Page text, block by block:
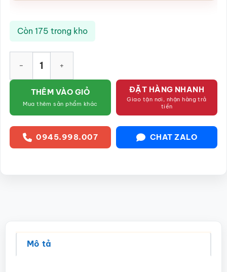
Còn 175 trong kho
THÊM VÀO GIỎ
Mua thêm sản phẩm khác
ĐẶT HÀNG NHANH
Giao tận nơi, nhận hàng trả
tiền
0945.998.007 CHAT ZALO
Mô tả